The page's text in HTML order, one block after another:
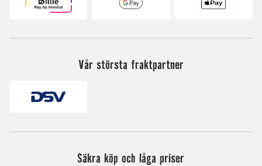
Vår största fraktpartner
Säkra köp och låga priser